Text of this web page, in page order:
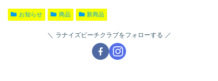
お知らせ 商品 新商品
ラナイズビーチクラブをフォローする